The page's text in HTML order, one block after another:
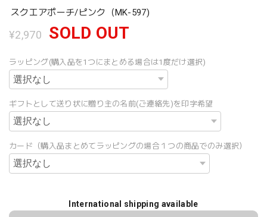
スクエアポーチ/ピンク（MK-597)
¥2,970 SOLD OUT
ラッピング(購入品を1つにまとめる場合は1度だけ選択)
ギフトとして送り状に贈り主の名前(ご連絡先)を印字希望
カード（購入品まとめてラッピングの場合１つの商品でのみ選択）
International shipping available